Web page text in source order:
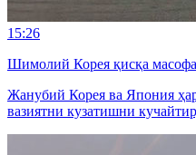
15:26
Шимолий Корея қисқа
Жанубий Корея ва Япония
вазиятни кузатишни